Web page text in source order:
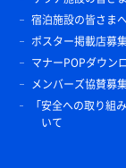
宿泊施設の皆さま
ポスター掲載店募
マナーPOPダウン
メンバーズ協賛募
「安全への取り組
いて